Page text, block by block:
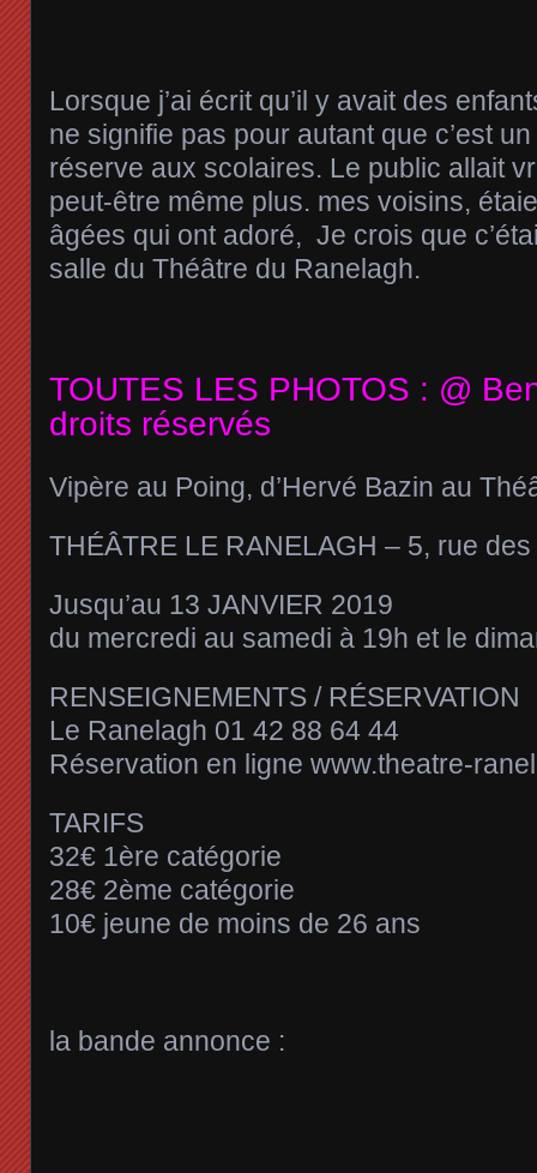
Lorsque j’ai écrit qu’il y avait des
ne signifie pas pour autant que c’est
réserve aux scolaires. Le public allait
peut-être même plus. mes voisins,
âgées qui ont adoré, Je crois que
salle du Théâtre du Ranelagh.
TOUTES LES PHOTOS : @
droits réservés
Vipère au Poing, d’Hervé Bazin au
THÉÂTRE LE RANELAGH – 5, rue
Jusqu’au 13 JANVIER 2019
du mercredi au samedi à 19h et le
RENSEIGNEMENTS / RÉSERVATION
Le Ranelagh 01 42 88 64 44
Réservation en ligne www.theatre-
TARIFS
32€ 1ère catégorie
28€ 2ème catégorie
10€ jeune de moins de 26 ans
la bande annonce :